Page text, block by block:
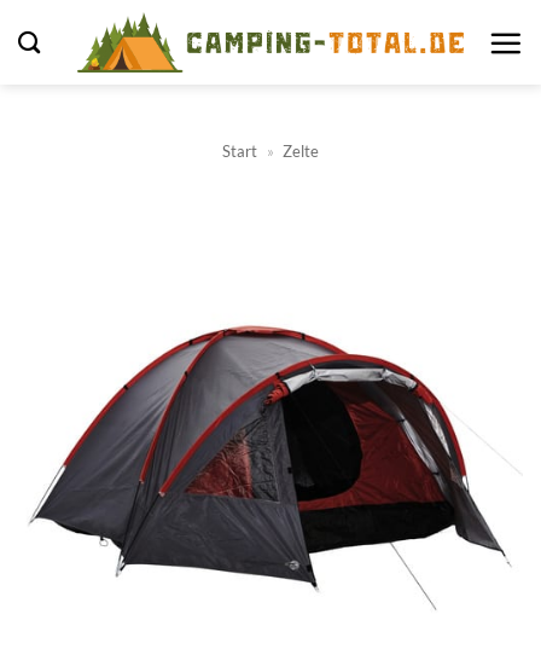
Inhalt
Start » Zelte